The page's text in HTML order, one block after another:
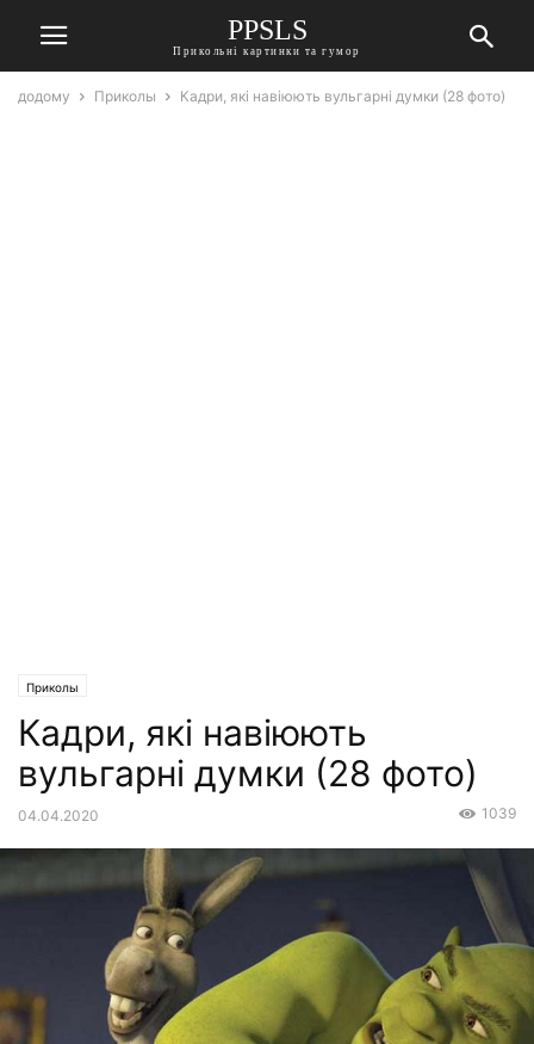
PPSLS
Прикольні картинки та гумор
додому Приколы Кадри, які навіюють вульгарні думки (28 фото)
Приколы
Кадри, які навіюють
вульгарні думки (28 фото)
04.04.2020 1039